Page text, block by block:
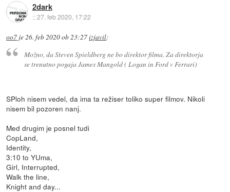
2dark
::27. feb 2020, 17:22
oo7 je26. feb 2020 ob 23:27izjavil:
Možno, da Steven Spieldberg ne bo direktor filma. Za direktorja
se trenutno pogaja James Mangold ( Logan in Ford v Ferrari)
SPloh nisem vedel, da ima ta režiser toliko super filmov. Nikoli
nisem bil pozoren nanj.
Med drugim je posnel tudi
CopLand,
Identity,
3:10 to YUma,
Girl, Interrupted,
Walk the line,
Knight and day...